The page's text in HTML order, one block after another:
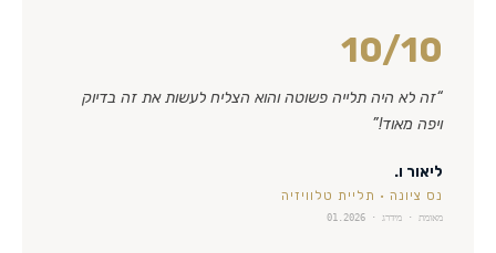
10/10
“זה לא היה תלייה פשוטה והוא הצליח לעשות את זה בדיוק
ויפה מאוד!”
ליאור ו.
נס ציונה · תליית טלוויזיה
מאומת · מידרג · 01.2026